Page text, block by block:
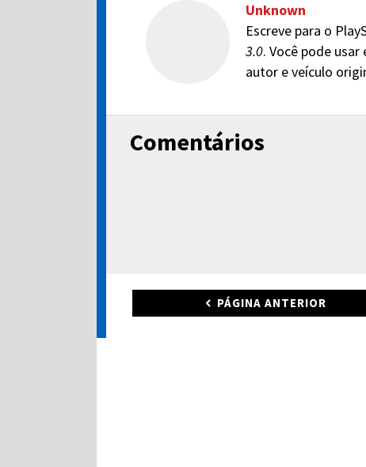
Unknown
Escreve para o
3.0. Você pode
autor e veículo
Comentários
PÁGINA ANTERIOR